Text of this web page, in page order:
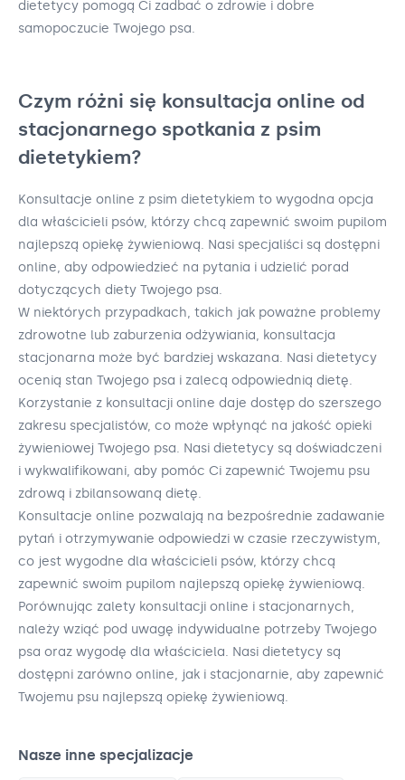
dietetycy pomogą Ci zadbać o zdrowie i dobre
samopoczucie Twojego psa.
Czym różni się konsultacja online od
stacjonarnego spotkania z psim
dietetykiem?
Konsultacje online z psim dietetykiem to wygodna opcja
dla właścicieli psów, którzy chcą zapewnić swoim pupilom
najlepszą opiekę żywieniową. Nasi specjaliści są dostępni
online, aby odpowiedzieć na pytania i udzielić porad
dotyczących diety Twojego psa.
W niektórych przypadkach, takich jak poważne problemy
zdrowotne lub zaburzenia odżywiania, konsultacja
stacjonarna może być bardziej wskazana. Nasi dietetycy
ocenią stan Twojego psa i zalecą odpowiednią dietę.
Korzystanie z konsultacji online daje dostęp do szerszego
zakresu specjalistów, co może wpłynąć na jakość opieki
żywieniowej Twojego psa. Nasi dietetycy są doświadczeni
i wykwalifikowani, aby pomóc Ci zapewnić Twojemu psu
zdrową i zbilansowaną dietę.
Konsultacje online pozwalają na bezpośrednie zadawanie
pytań i otrzymywanie odpowiedzi w czasie rzeczywistym,
co jest wygodne dla właścicieli psów, którzy chcą
zapewnić swoim pupilom najlepszą opiekę żywieniową.
Porównując zalety konsultacji online i stacjonarnych,
należy wziąć pod uwagę indywidualne potrzeby Twojego
psa oraz wygodę dla właściciela. Nasi dietetycy są
dostępni zarówno online, jak i stacjonarnie, aby zapewnić
Twojemu psu najlepszą opiekę żywieniową.
Nasze inne specjalizacje